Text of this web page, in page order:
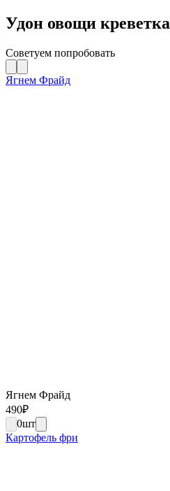
Удон овощи креветка
Советуем попробовать
Ягнем Фрайд
Ягнем Фрайд
490₽
0шт
Картофель фри